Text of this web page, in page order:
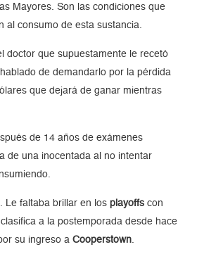
Mayores. Son las condiciones que
al consumo de esta sustancia.
doctor que supuestamente le recetó
de demandarlo por la pérdida
que dejará de ganar mientras
de 14 años de exámenes
de una inocentada al no intentar
Le faltaba brillar en losplayoffs con
a la postemporada desde hace
su ingreso aCooperstown.